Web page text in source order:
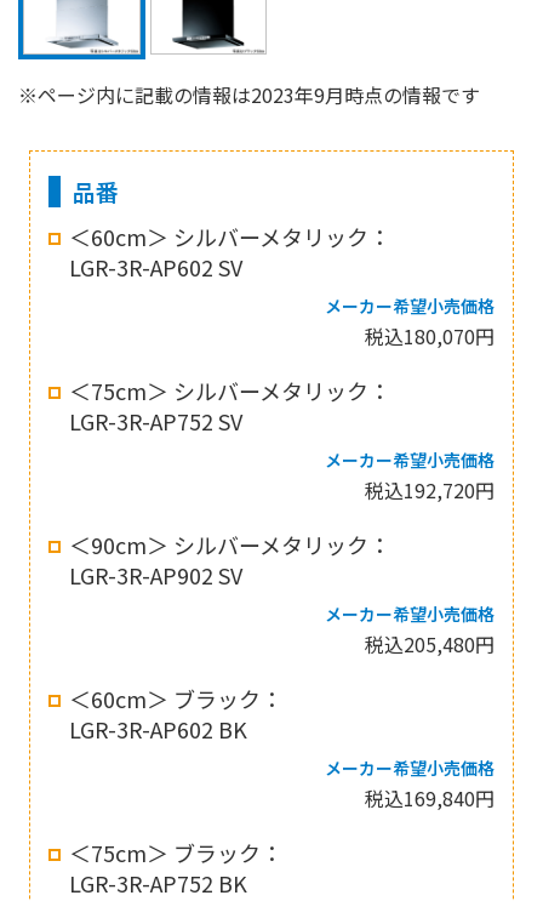
※ページ内に記載の情報は2023年9月時点の情報です
品番
＜60cm＞ シルバーメタリック：
LGR-3R-AP602 SV
メーカー希望小売価格
税込180,070円
＜75cm＞ シルバーメタリック：
LGR-3R-AP752 SV
メーカー希望小売価格
税込192,720円
＜90cm＞ シルバーメタリック：
LGR-3R-AP902 SV
メーカー希望小売価格
税込205,480円
＜60cm＞ ブラック：
LGR-3R-AP602 BK
メーカー希望小売価格
税込169,840円
＜75cm＞ ブラック：
LGR-3R-AP752 BK